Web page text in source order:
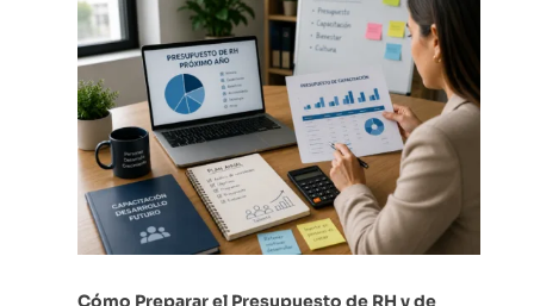
Cómo Preparar el Presupuesto de RH y de